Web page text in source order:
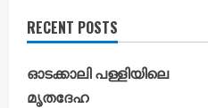
RECENT POSTS
ഓടക്കാലി പള്ളിയിലെ
മൃതദേഹ